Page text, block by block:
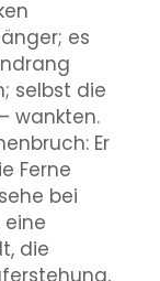
es
selbst die
wankten.
Er
Ferne
bei
die